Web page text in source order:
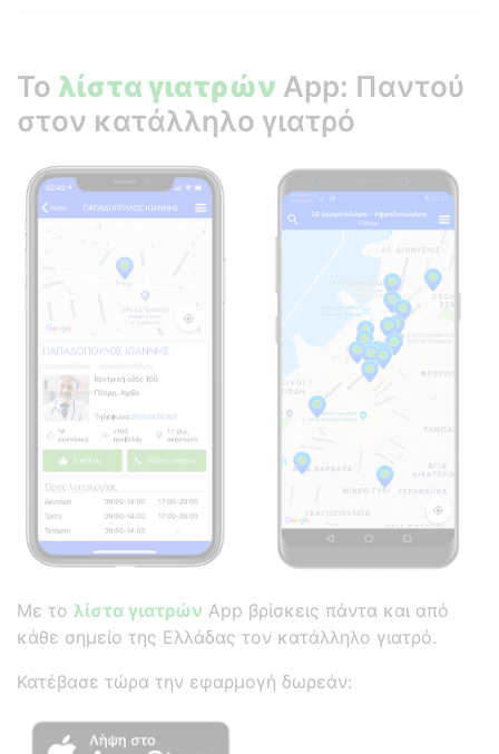
Το λίστα γιατρών App: Παντού
στον κατάλληλο γιατρό
Με το λίστα γιατρών App βρίσκεις πάντα και από
κάθε σημείο της Ελλάδας τον κατάλληλο γιατρό.
Κατέβασε τώρα την εφαρμογή δωρεάν: